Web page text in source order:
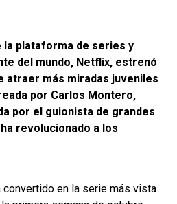
la plataforma de series y
del mundo, Netflix, estrenó
atraer más miradas juveniles
por Carlos Montero,
por el guionista de grandes
revolucionado a los
convertido en la serie más vista